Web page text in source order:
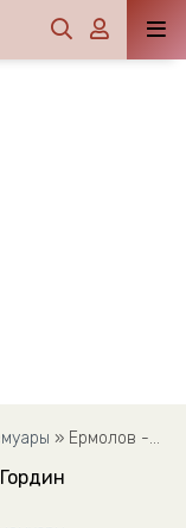
» Ермолов - Яков Гордин